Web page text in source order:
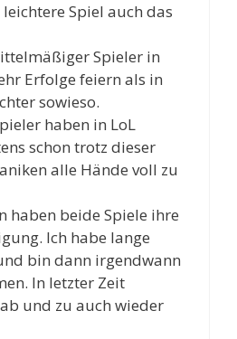
Spiel auch das
Spieler in
Erfolge feiern als in
sowieso.
haben in LoL
schon trotz dieser
alle Hände voll zu
haben beide Spiele ihre
Ich habe lange
bin dann irgendwann
In letzter Zeit
und zu auch wieder